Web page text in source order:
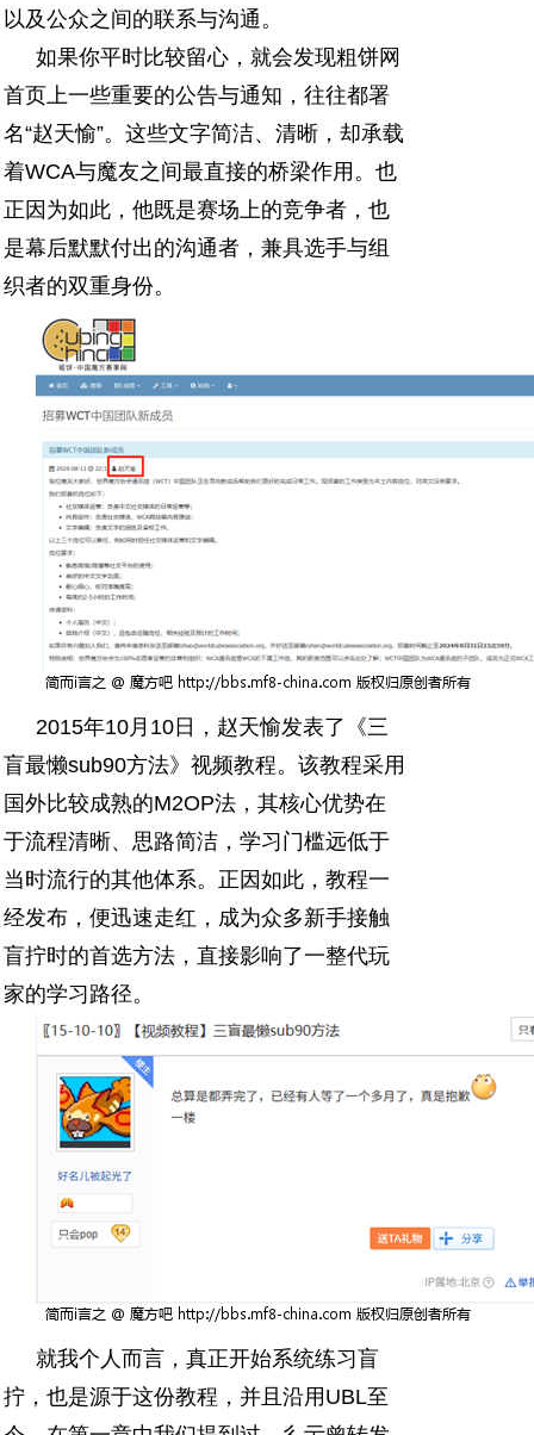
以及公众之间的联系与沟通。
如果你平时比较留心，就会发现粗饼网
首页上一些重要的公告与通知，往往都署
名“赵天愉”。这些文字简洁、清晰，却承载
着WCA与魔友之间最直接的桥梁作用。也
正因为如此，他既是赛场上的竞争者，也
是幕后默默付出的沟通者，兼具选手与组
织者的双重身份。
2015年10月10日，赵天愉发表了《三
盲最懒sub90方法》视频教程。该教程采用
国外比较成熟的M2OP法，其核心优势在
于流程清晰、思路简洁，学习门槛远低于
当时流行的其他体系。正因如此，教程一
经发布，便迅速走红，成为众多新手接触
盲拧时的首选方法，直接影响了一整代玩
家的学习路径。
就我个人而言，真正开始系统练习盲
拧，也是源于这份教程，并且沿用UBL至